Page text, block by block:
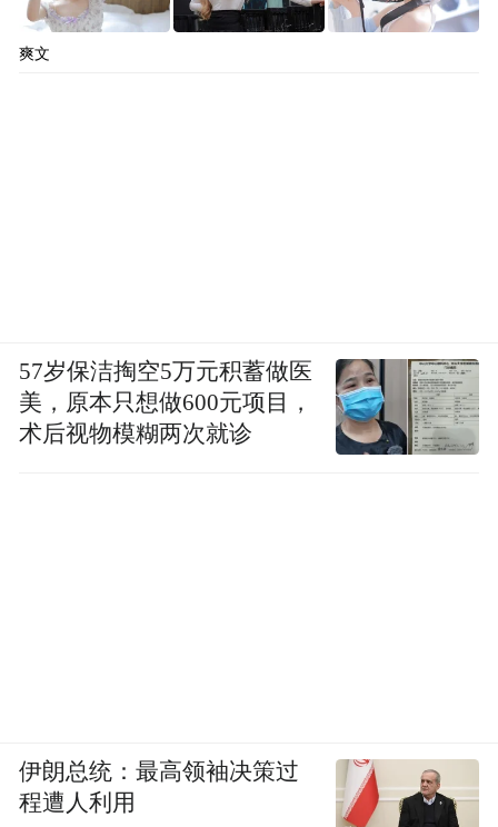
爽文
57岁保洁掏空5万元积蓄做医
美，原本只想做600元项目，
术后视物模糊两次就诊
伊朗总统：最高领袖决策过
程遭人利用